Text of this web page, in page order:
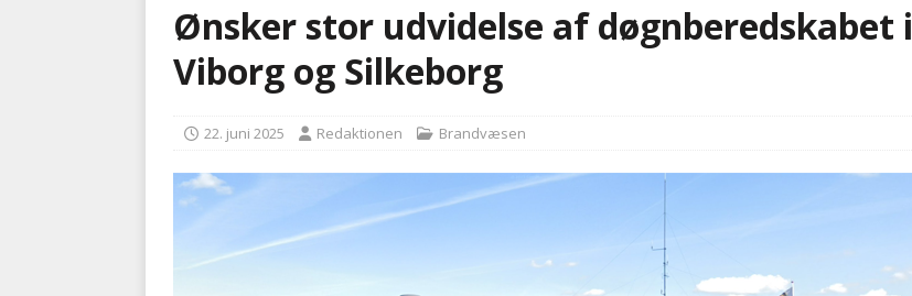
[ 4. august 2026 ]
Brandvæsenerne brugte lidt længere tid på at komme af sted i 2025
[ 4. august 2026 ] Ny treårig politiuddannelse skal ruste betjentene til mere kompleks
POLITI
Ønsker stor udvidelse af døgnberedskabet i
Viborg og Silkeborg
22. juni 2025 Redaktionen Brandvæsen